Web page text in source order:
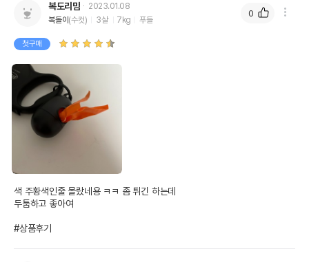
복도리맘
2023.01.08
복돌이 (수컷) 3살 7kg 푸들
첫구매
색 주황색인줄 몰랐네용 ㅋㅋ 좀 튀긴 하는데
두툼하고 좋아여
#상품후기
0